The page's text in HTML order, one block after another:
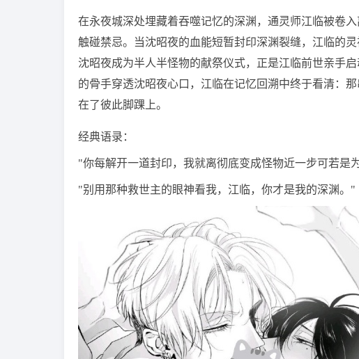
在永夜城深处埋藏着吞噬记忆的深渊，通灵师江临被卷
触碰禁忌。当沈昭夜的血能短暂封印深渊裂缝，江临的
沈昭夜成为半人半怪物的献祭仪式，正是江临前世亲手
的骨手穿透沈昭夜心口，江临在记忆回溯中终于看清：
在了彼此脚踝上。
经典语录：
"你每解开一道封印，我就离彻底变成怪物近一步可若是
"别用那种救世主的眼神看我，江临，你才是我的深渊。"